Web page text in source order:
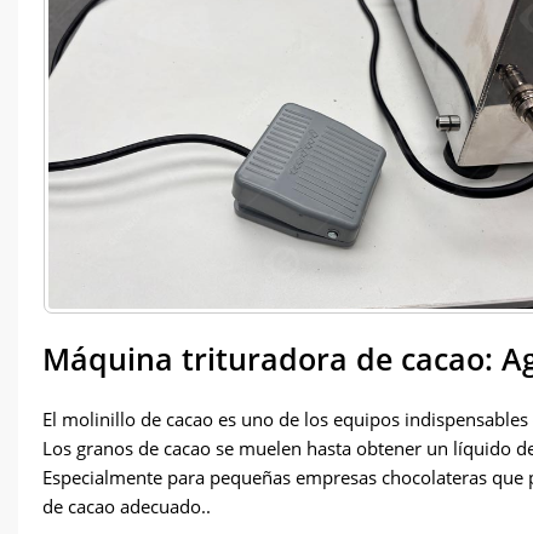
Máquina trituradora de cacao:
El molinillo de cacao es uno de los equipos
Los granos de cacao se muelen hasta obtener un líquido
Especialmente para pequeñas empresas chocolateras
de cacao adecuado..